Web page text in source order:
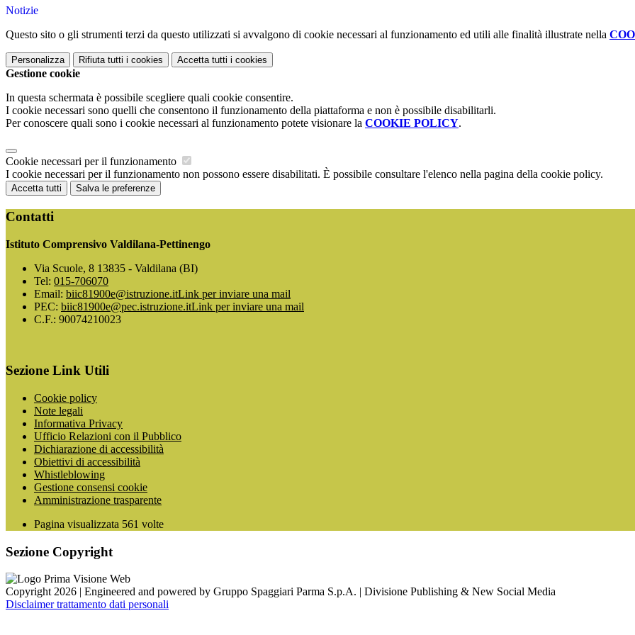
Notizie
Questo sito o gli strumenti terzi da questo utilizzati si avvalgono di cookie necessari al funzionamento ed utili alle finalità illustrate nella
Personalizza Rifiuta tutti i cookies Accetta tutti i cookies
Gestione cookie
In questa schermata è possibile scegliere quali cookie consentire.
I cookie necessari sono quelli che consentono il funzionamento della piattaforma e non è possibile disabilitarli.
Per conoscere quali sono i cookie necessari al funzionamento potete visionare la COOKIE POLICY.
Cookie necessari per il funzionamento
I cookie necessari per il funzionamento non possono essere disabilitati. È possibile consultare l'elenco nella pagina della cookie policy.
Accetta tutti Salva le preferenze
Contatti
Istituto Comprensivo Valdilana-Pettinengo
Via Scuole, 8 13835 - Valdilana (BI)
Tel: 015-706070
Email: biic81900e@istruzione.itLink per inviare una mail
PEC: biic81900e@pec.istruzione.itLink per inviare una mail
C.F.: 90074210023
Sezione Link Utili
Cookie policy
Note legali
Informativa Privacy
Ufficio Relazioni con il Pubblico
Dichiarazione di accessibilità
Obiettivi di accessibilità
Whistleblowing
Gestione consensi cookie
Amministrazione trasparente
Pagina visualizzata 561 volte
Sezione Copyright
Copyright 2026 | Engineered and powered by Gruppo Spaggiari Parma S.p.A. | Divisione Publishing & New Social Media
Disclaimer trattamento dati personali